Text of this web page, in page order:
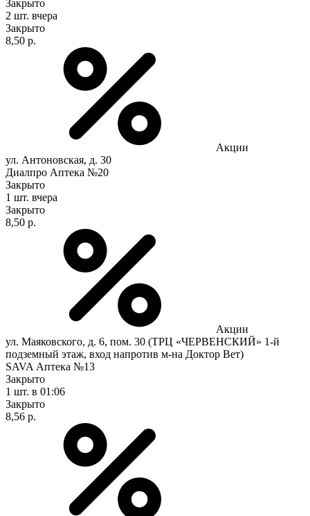
Закрыто
2 шт. вчера
Закрыто
8,50 р.
Акции
ул. Антоновская, д. 30
Диалпро Аптека №20
Закрыто
1 шт. вчера
Закрыто
8,50 р.
Акции
ул. Маяковского, д. 6, пом. 30 (ТРЦ «ЧЕРВЕНСКИЙ» 1-й
подземный этаж, вход напротив м-на Доктор Вет)
SAVA Аптека №13
Закрыто
1 шт. в 01:06
Закрыто
8,56 р.